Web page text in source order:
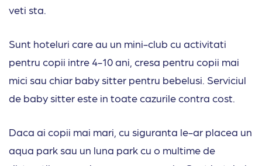
veti sta.
Sunt hoteluri care au un mini-club cu activitati
pentru copii intre 4-10 ani, cresa pentru copii mai
mici sau chiar baby sitter pentru bebelusi. Serviciul
de baby sitter este in toate cazurile contra cost.
Daca ai copii mai mari, cu siguranta le-ar placea un
aqua park sau un luna park cu o multime de